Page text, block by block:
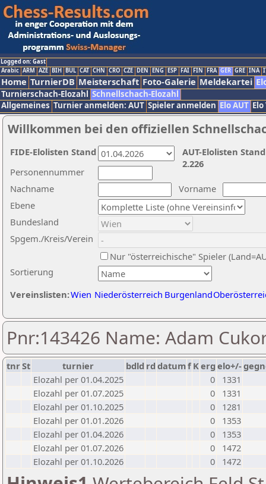
Logged on: Gast
Arabic ARM AZE BIH BUL CAT CHN CRO CZE DEN ENG ESP FAI FIN FRA GER GRE INA
Home TurnierDB Meisterschaft Foto-Galerie Meldekartei
Turnierschach-Elozahl Schnellschach-Elozahl
Allgemeines Turnier anmelden: AUT Spieler anmelden Elo AUT
Willkommen bei den offiziellen
Nachname
Vorname
Ebene
Sortierung
Personennummer
Bundesland
Spgem./Kreis/Verein
Nur "österreichische" Spieler
Vereinslisten:Wien Niederösterreich Burgenland
AUT-Elolisten
2.226
FIDE-Elolisten Stand
Pnr:143426 Name: Adam
tnrSt turnier bdld rd datumf Kerg elo+/-
Elozahl per 01.04.2025
0
1331
Elozahl per 01.07.2025
0
1331
Elozahl per 01.10.2025
0
1281
Elozahl per 01.01.2026
0
1353
Elozahl per 01.04.2026
0
1353
Elozahl per 01.07.2026
0
1472
Elozahl per 01.10.2026
0 1472